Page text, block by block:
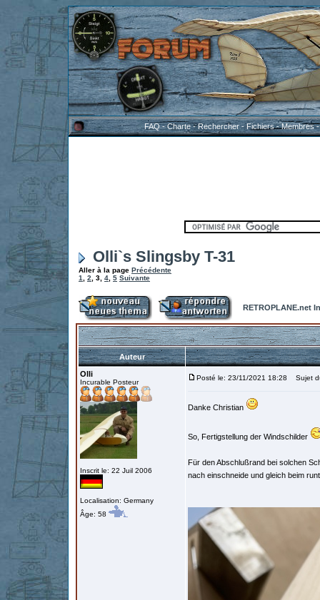
FAQ-Charte-Rechercher-Fichiers-Membres
Olli`s Slingsby T-31
Aller à la page Précédente
1
2 3 4 5 Suivante
RETROPLANE.net
Auteur
Olli
Incurable Posteur
Inscrit le: 22 Juil 2006
Localisation: Germany
Âge: 58
Posté le: 23/11/2021 18:28 Sujet
Danke Christian
So, Fertigstellung der Windschilder
Für den Abschlußrand bei solchen
nach einschneide und gleich beim